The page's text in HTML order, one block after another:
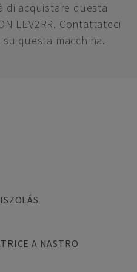
di acquistare questa
LEV2RR. Contattateci
questa macchina.
A NASTRO